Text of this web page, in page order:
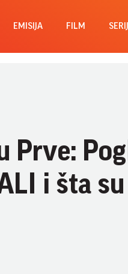
EMISIJA FILM
Prve:
i šta